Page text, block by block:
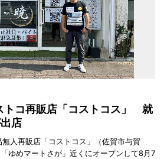
トコ再販店「コストコス」 就
店
人再販店「コストコス」（佐賀市与賀
ゆめマートさが」近くにオープンして8月7